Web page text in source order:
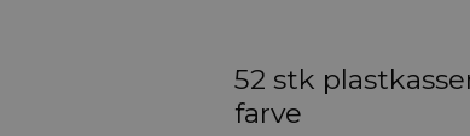
52 stk
farve